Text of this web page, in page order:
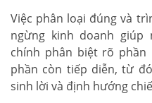
Việc phân loại đúng và
ngừng kinh doanh
chính phân biệt rõ
phần còn tiếp diễn, từ
sinh lời và định hướng